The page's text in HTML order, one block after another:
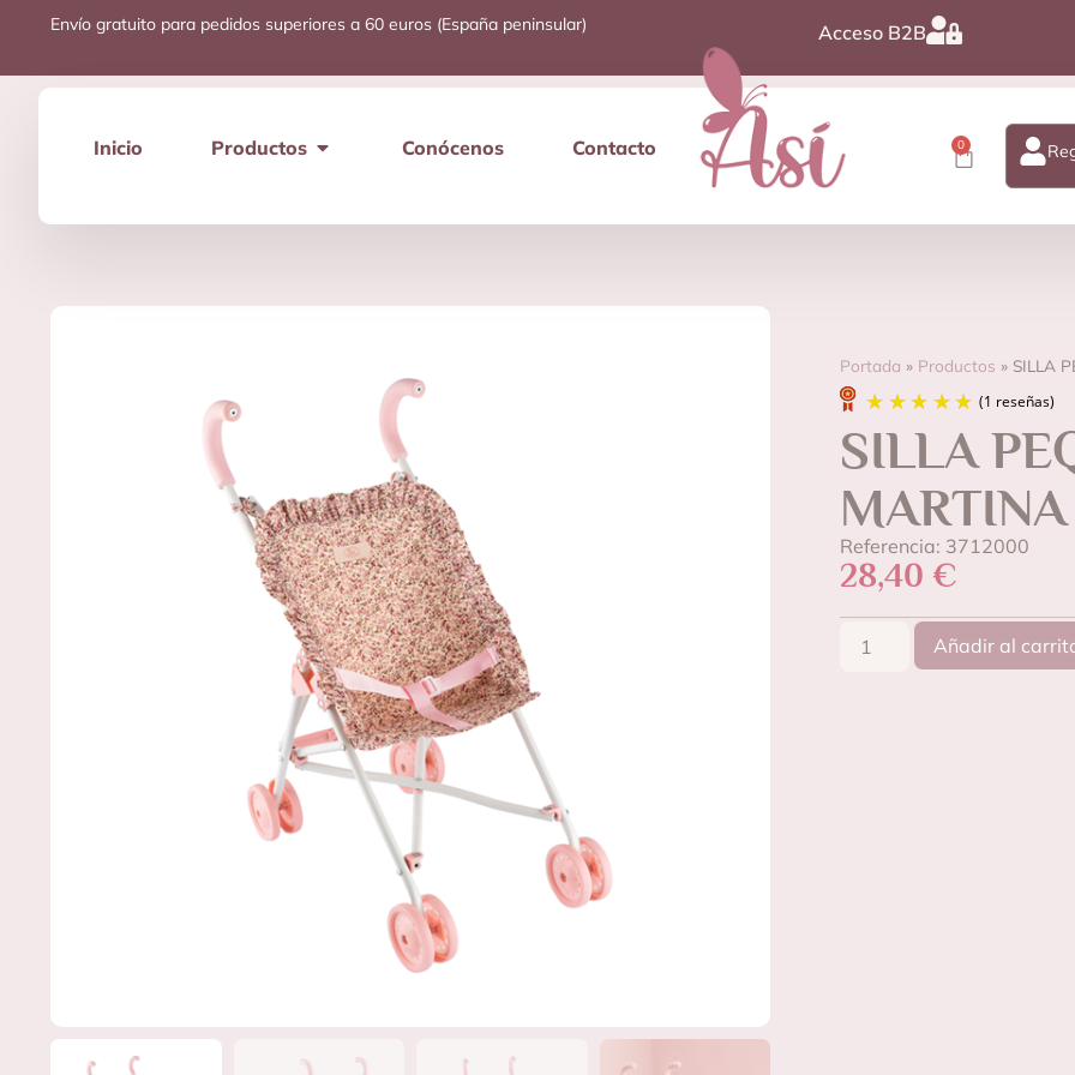
Envío gratuito para pedidos superiores a 60 euros (España peninsular) Acceso B2B
Inicio Productos Conócenos Contacto 0
Portada » Productos » SILLA
SILLA
MARTINA
Referencia: 3712000
28,40 €
Añadir al